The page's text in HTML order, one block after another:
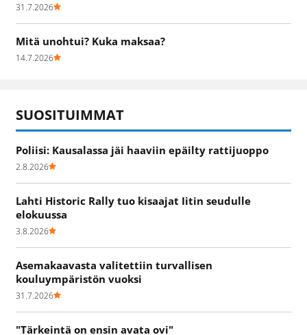
31.7.2026
Mitä unohtui? Kuka maksaa?
14.7.2026
SUOSITUIMMAT
Poliisi: Kausalassa jäi haaviin epäilty rattijuoppo
2.8.2026
Lahti Historic Rally tuo kisaajat Iitin seudulle
elokuussa
3.8.2026
Asemakaavasta valitettiin turvallisen
kouluympäristön vuoksi
31.7.2026
"Tärkeintä on ensin avata ovi"